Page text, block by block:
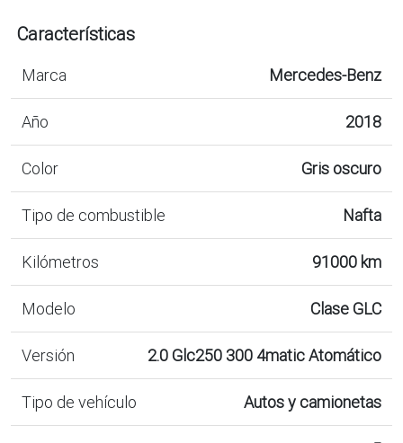
Características
Marca Mercedes-Benz
Año 2018
Color Gris oscuro
Tipo de combustible Nafta
Kilómetros 91000 km
Modelo Clase GLC
Versión 2.0 Glc250 300 4matic Atomático
Tipo de vehículo Autos y camionetas